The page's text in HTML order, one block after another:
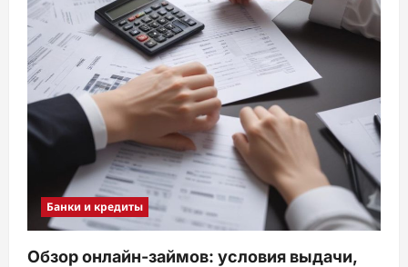
Банки и кредиты
Обзор онлайн-займов: условия выдачи,